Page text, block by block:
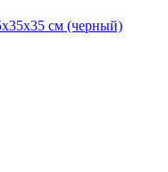
см (черный)